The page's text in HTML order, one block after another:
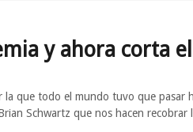
y ahora corta
que todo el mundo tuvo que pasar
Schwartz que nos hacen